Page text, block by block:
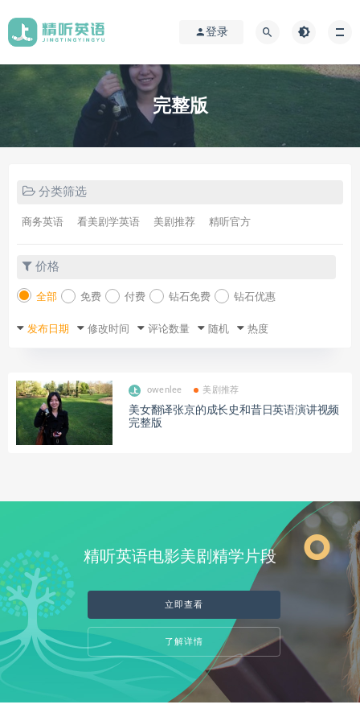
登录
完整版
分类筛选
商务英语 看美剧学英语 美剧推荐 精听官方
价格
全部 免费 付费 钻石免费 钻石优惠
发布日期 修改时间 评论数量 随机 热度
owenlee 美剧推荐
美女翻译张京的成长史和昔日英语演讲视频
完整版
精听英语电影美剧精学片段
立即查看
了解详情